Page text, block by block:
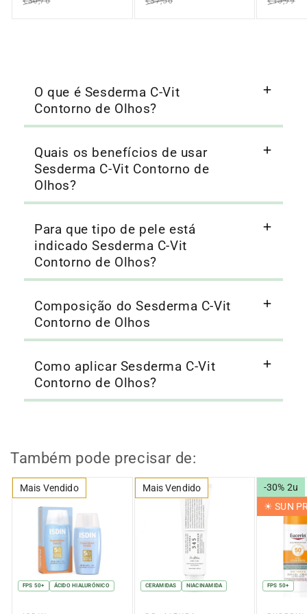
O que é Sesderma C-Vit
Contorno de Olhos?
Quais os benefícios de usar
Sesderma C-Vit Contorno de
Olhos?
Para que tipo de pele está
indicado Sesderma C-Vit
Contorno de Olhos?
Composição do Sesderma C-Vit
Contorno de Olhos
Como aplicar Sesderma C-Vit
Contorno de Olhos?
Também pode precisar de:
Mais Vendido
FPS 50+ ÁCIDO HIALURÓNICO
Mais Vendido
CERAMIDAS NIACINAMIDA
-30% 2u
☀︎ SUN
FPS 50+